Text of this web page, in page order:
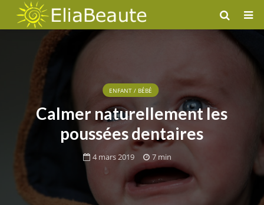
ENFANT / BÉBÉ
Calmer naturellement les
poussées dentaires
4 mars 2019 7 min